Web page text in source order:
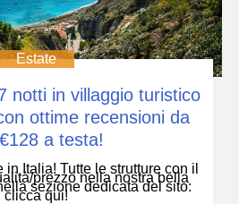
Estate
notti in villaggio turistico
ottime recensioni da
a testa!
Italia! Tutte le strutture con il
prezzo nella nostra bella
sezione dedicata del sito:
clicca qui!